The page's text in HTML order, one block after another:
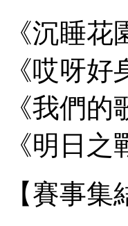
《沉睡
《哎呀
《我們
《明日
【賽事集